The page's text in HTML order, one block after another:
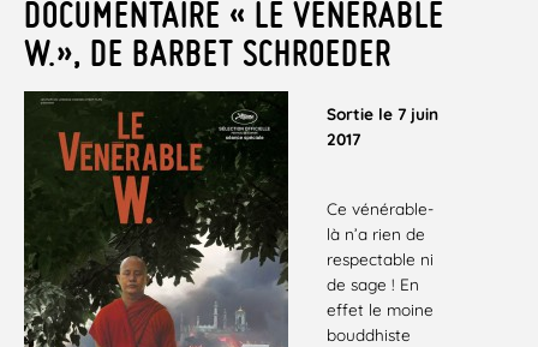
DOCUMENTAIRE « LE VÉNÉRABLE
W.», DE BARBET SCHROEDER
Sortie le 7 juin
2017
Ce vénérable-
là n’a rien de
respectable ni
de sage ! En
effet le moine
bouddhiste